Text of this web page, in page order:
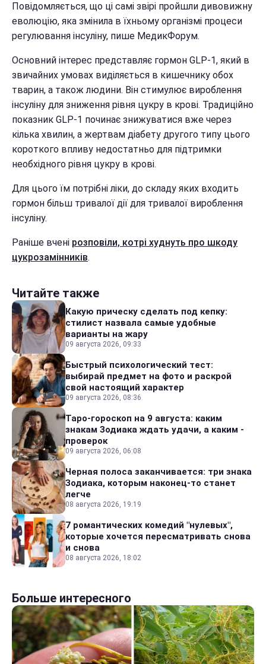
Повідомляється, що ці самі звірі пройшли дивовижну
еволюцію, яка змінила в їхньому організмі процеси
регулювання інсуліну, пише МедикФорум.
Основний інтерес представляє гормон GLP-1, який в
звичайних умовах виділяється в кишечнику обох
тварин, а також людини. Він стимулює вироблення
інсуліну для зниження рівня цукру в крові. Традиційно
показник GLP-1 починає знижуватися вже через
кілька хвилин, а жертвам діабету другого типу цього
короткого впливу недостатньо для підтримки
необхідного рівня цукру в крові.
Для цього їм потрібні ліки, до складу яких входить
гормон більш тривалої дії для тривалої вироблення
інсуліну.
Раніше вчені розповіли, котрі худнуть про шкоду
цукрозамінників.
Читайте также
Какую прическу сделать под кепку:
стилист назвала самые удобные
варианты на жару
09 августа 2026, 09:33
Быстрый психологический тест:
выбирай предмет на фото и раскрой
свой настоящий характер
09 августа 2026, 08:36
Таро-гороскоп на 9 августа: каким
знакам Зодиака ждать удачи, а каким -
проверок
09 августа 2026, 06:08
Черная полоса заканчивается: три знака
Зодиака, которым наконец-то станет
легче
08 августа 2026, 19:19
7 романтических комедий "нулевых",
которые хочется пересматривать снова
и снова
08 августа 2026, 18:02
Больше интересного